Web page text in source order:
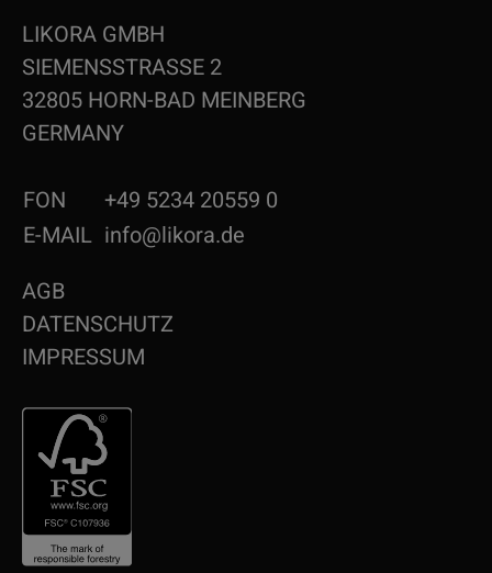
LIKORA GMBH
SIEMENSSTRASSE 2
32805 HORN-BAD MEINBERG
GERMANY
FON
+49 5234 20559 0
E-MAIL info@likora.de
AGB
DATENSCHUTZ
IMPRESSUM